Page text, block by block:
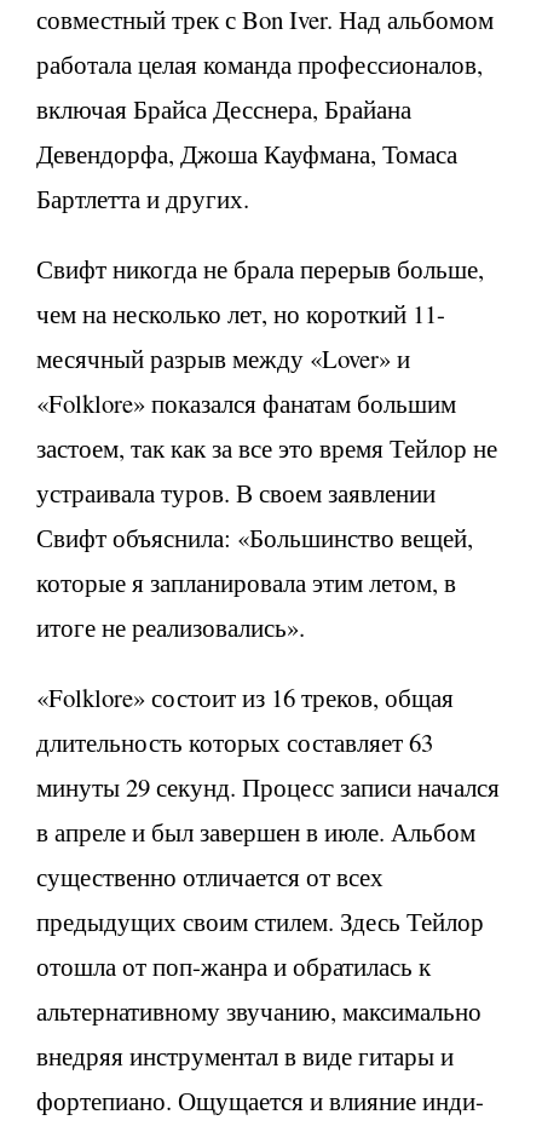
совместный трек с Bon Iver. Над альбомом
работала целая команда профессионалов,
включая Брайса Десснера, Брайана
Девендорфа, Джоша Кауфмана, Томаса
Бартлетта и других.
Свифт никогда не брала перерыв больше,
чем на несколько лет, но короткий 11-
месячный разрыв между «Lover» и
«Folklore» показался фанатам большим
застоем, так как за все это время Тейлор не
устраивала туров. В своем заявлении
Свифт объяснила: «Большинство вещей,
которые я запланировала этим летом, в
итоге не реализовались».
«Folklore» состоит из 16 треков, общая
длительность которых составляет 63
минуты 29 секунд. Процесс записи начался
в апреле и был завершен в июле. Альбом
существенно отличается от всех
предыдущих своим стилем. Здесь Тейлор
отошла от поп-жанра и обратилась к
альтернативному звучанию, максимально
внедряя инструментал в виде гитары и
фортепиано. Ощущается и влияние инди-